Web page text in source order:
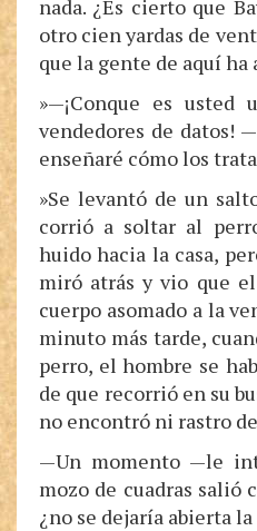
nada. ¿Es cierto que
otro cien yardas de
que la gente de aquí ha
»—¡Conque es usted
vendedores de datos!
enseñaré cómo los
»Se levantó de un
corrió a soltar al
huido hacia la casa,
miró atrás y vio que
cuerpo asomado a la
minuto más tarde,
perro, el hombre se
de que recorrió en su
no encontró ni rastro
—Un momento —le
mozo de cuadras salió
¿no se dejaría abierta